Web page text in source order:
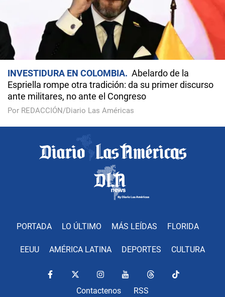
INVESTIDURA EN COLOMBIA
Abelardo de la
Espriella rompe otra tradición: da su primer discurso
ante militares, no ante el Congreso
Por REDACCIÓN/Diario Las Américas
PORTADA LO ÚLTIMO MÁS LEÍDAS FLORIDA
EEUU AMÉRICA LATINA DEPORTES CULTURA
Contactenos RSS